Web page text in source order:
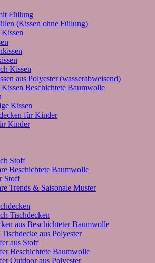
Füllung
(Kissen ohne Füllung)
Kissen
aus Polyester (wasserabweisend)
Beschichtete Baumwolle
Kissen
für Kinder
Kinder
Stoff
Beschichtete Baumwolle
Stoff
Trends & Saisonale Muster
Tischdecken
aus Beschichteter Baumwolle
aus Polyester
aus Stoff
Beschichtete Baumwolle
Outdoor aus Polyester